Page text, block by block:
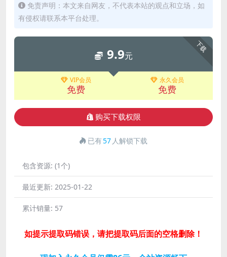
免责声明：本文来自网友，不代表本站的观点和立场，如
有侵权请联系本平台处理。
下载
9.9元
VIP会员
免费
永久会员
免费
购买下载权限
已有57 人解锁下载
包含资源: (1个)
最近更新: 2025-01-22
累计销量: 57
如提示提取码错误，请把提取码后面的空格删除！